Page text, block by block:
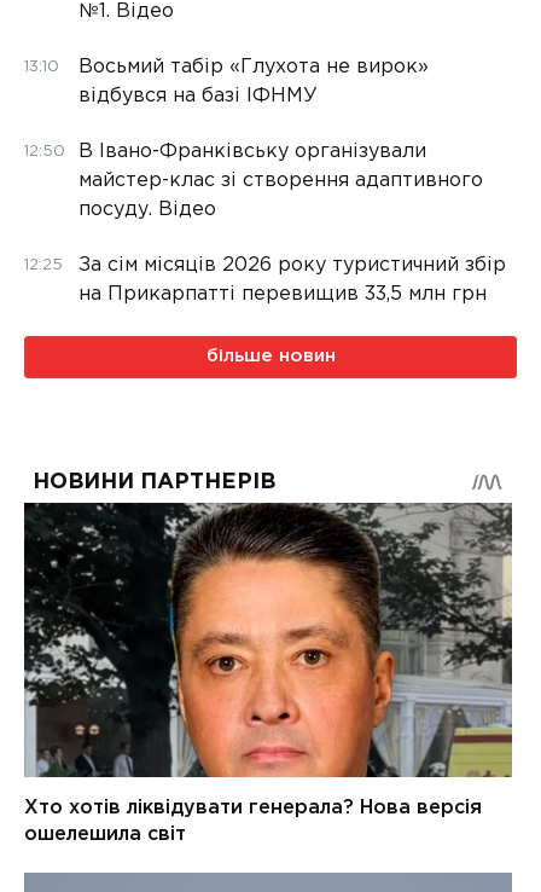
№1. Відео
13:10
Восьмий табір «Глухота не вирок»
відбувся на базі ІФНМУ
12:50
В Івано-Франківську організували
майстер-клас зі створення адаптивного
посуду. Відео
12:25
За сім місяців 2026 року туристичний збір
на Прикарпатті перевищив 33,5 млн грн
більше новин